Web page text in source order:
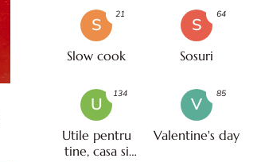
S
Slow cook
21
S
Sosuri
64
U
Utile pentru
tine, casa si
134
V
Valentine's day
85